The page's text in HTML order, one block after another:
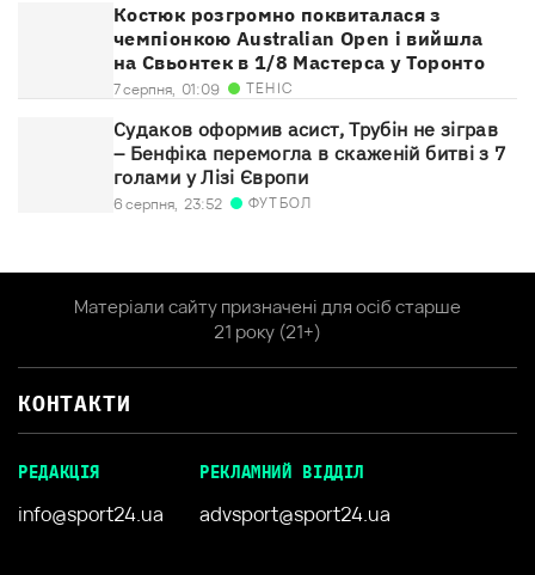
Костюк розгромно поквиталася з
чемпіонкою Australian Open і вийшла
на Свьонтек в 1/8 Мастерса у Торонто
7 серпня, 01:09 ТЕНІС
Судаков оформив асист, Трубін не зіграв
– Бенфіка перемогла в скаженій битві з 7
голами у Лізі Європи
6 серпня, 23:52 ФУТБОЛ
Матеріали сайту призначені для осіб старше
21 року (21+)
КОНТАКТИ
РЕДАКЦІЯ
info@sport24.ua
РЕКЛАМНИЙ ВІДДІЛ
advsport@sport24.ua